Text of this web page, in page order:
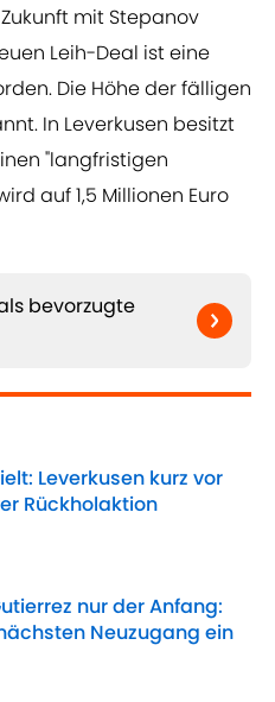
mit Stepanov
Leih-Deal ist eine
Die Höhe der fälligen
In Leverkusen besitzt
"langfristigen
auf 1,5 Millionen Euro
bevorzugte
Leverkusen kurz vor
Rückholaktion
Invalid Date
nur der Anfang:
Neuzugang ein
Invalid Date